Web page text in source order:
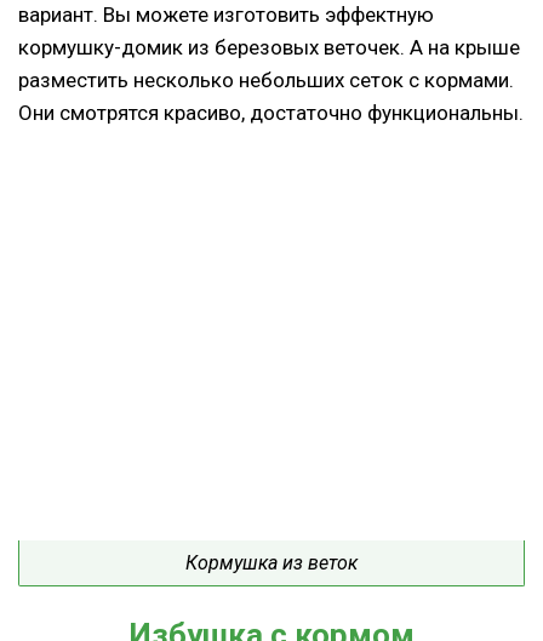
вариант. Вы можете изготовить эффектную
кормушку-домик из березовых веточек. А на крыше
разместить несколько небольших сеток с кормами.
Они смотрятся красиво, достаточно функциональны.
Кормушка из веток